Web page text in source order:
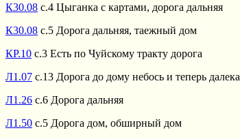
К30.08 с.4 Цыганка с картами, дорога дальняя
К30.08 с.5 Дорога дальняя, таежный дом
КР.10 с.3 Есть по Чуйскому тракту дорога
Л1.07 с.13 Дорога до дому небось и теперь далека
Л1.26 с.6 Дорога дальняя
Л1.50 с.5 Дорога дом, обширный дом